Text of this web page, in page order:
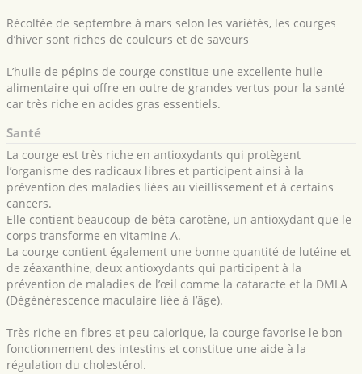
Récoltée de septembre à mars selon les variétés, les courges
d’hiver sont riches de couleurs et de saveurs
L’huile de pépins de courge constitue une excellente huile
alimentaire qui offre en outre de grandes vertus pour la santé
car très riche en acides gras essentiels.
Santé
La courge est très riche en antioxydants qui protègent
l’organisme des radicaux libres et participent ainsi à la
prévention des maladies liées au vieillissement et à certains
cancers.
Elle contient beaucoup de bêta-carotène, un antioxydant que le
corps transforme en vitamine A.
La courge contient également une bonne quantité de lutéine et
de zéaxanthine, deux antioxydants qui participent à la
prévention de maladies de l’œil comme la cataracte et la DMLA
(Dégénérescence maculaire liée à l’âge).
Très riche en fibres et peu calorique, la courge favorise le bon
fonctionnement des intestins et constitue une aide à la
régulation du cholestérol.